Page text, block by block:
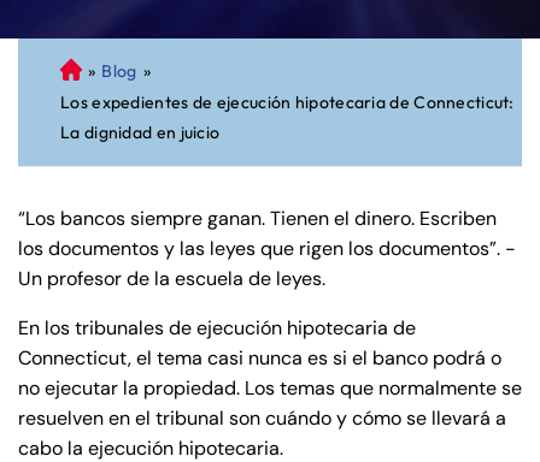
A
bo
ga
do
Pe
rs
on
» Blog »
Los expedientes de ejecución hipotecaria de Connecticut:
La dignidad en juicio
“Los bancos siempre ganan. Tienen el dinero. Escriben
los documentos y las leyes que rigen los documentos”. -
Un profesor de la escuela de leyes.
En los tribunales de ejecución hipotecaria de
Connecticut, el tema casi nunca es si el banco podrá o
no ejecutar la propiedad. Los temas que normalmente se
resuelven en el tribunal son cuándo y cómo se llevará a
cabo la ejecución hipotecaria.